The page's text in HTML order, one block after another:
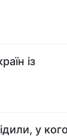
із
у кого